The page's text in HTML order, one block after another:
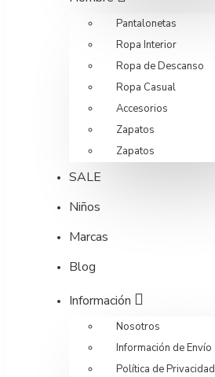
Pantalonetas
Ropa Interior
Ropa de Descanso
Ropa Casual
Accesorios
Zapatos
Zapatos
SALE
Niños
Marcas
Blog
Información
Nosotros
Información de Envío
Política de Privacidad